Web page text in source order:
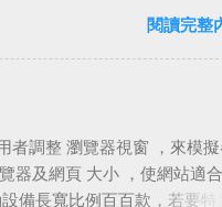
享按鈕 開始設定 Step 1 LINE
記，以便往後翻閱。 在內文
再運用 PuTTY 設置 SSH 連
登入的設置流程。 設置流程
連線到 GCE 實例 連線教學
RSA、DSA 公鑰與私鑰 」
的內容。 首先，變更 Key
時「@gmail.com」前
閱讀完整
者調整 瀏覽器視窗 ，來模
器及網頁 大小 ，使網站適
備長寬比例百百款，若要特